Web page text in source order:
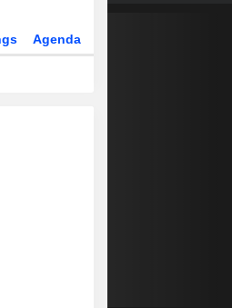
Agenda